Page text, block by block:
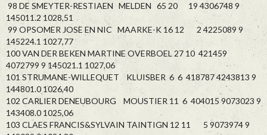
98 DE SMEYTER-RESTIAEN MELDEN 65 20 19 4306748 9
145011.2 1028,51
99 OPSOMER JOSE EN NIC MAARKE-K 16 12 2 4225089 9
145224.1 1027,77
100 VAN DER BEKEN MARTINE OVERBOEL 27 10 421459
4072799 9 145021.1 1027,06
101 STRUMANE-WILLEQUET KLUISBER 6 6 418787 4243813 9
144801.0 1026,40
102 CARLIER DENEUBOURG MOUSTIER 11 6 404015 9073023 9
143408.0 1025,06
103 CLAES FRANCIS&SYLVAIN TAINTIGN 12 11 5 9073974 9